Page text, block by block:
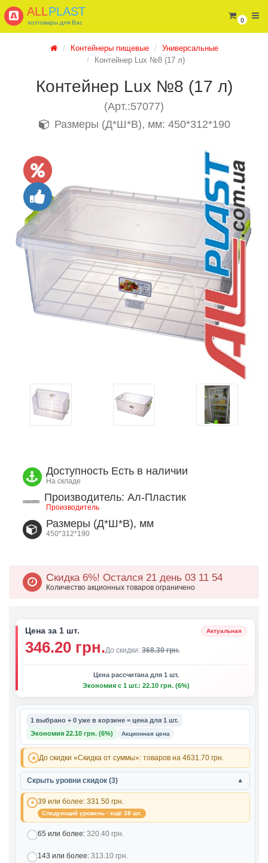
0
ALLPLAST
хозтовары для Вас
Контейнеры пищевые
Универсальные
Контейнер Lux №8 (17 л)
Контейнер Lux №8 (17 л)
(Арт.:57077)
Размеры (Д*Ш*В), мм: 450*312*190
Доступность Есть в наличии
На складе
Производитель: Ал-Пластик
Производитель
Размеры (Д*Ш*В), мм
450*312*190
Скидка 6%!Остался 21 день 03 11 52
Количество акционных товаров ограничено
Цена за 1 шт. Актуальная
346.20 грн.До скидки: 368.30 грн.
Цена рассчитана для 1 шт.
Экономия с 1 шт.: 22.10 грн. (6%)
1 выбрано + 0 уже в корзине = цена для 1 шт.
Экономия 22.10 грн. (6%)
Акционная цена
До скидки «Скидка от суммы»: товаров на 4631.70 грн.
Скрыть уровни скидок (3) ▼
39 или более: 331.50 грн.
Следующий уровень · ещё 38 шт.
65 или более: 320.40 грн.
143 или более: 313.10 грн.